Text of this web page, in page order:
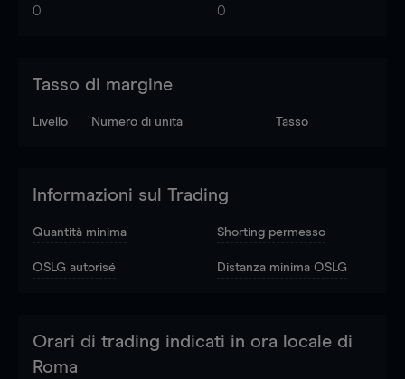
0 0
Tasso di margine
Livello Numero di unità Tasso
Informazioni sul Trading
Quantità minima Shorting permesso
OSLG autorisé Distanza minima OSLG
Orari di trading indicati in ora locale di
Roma